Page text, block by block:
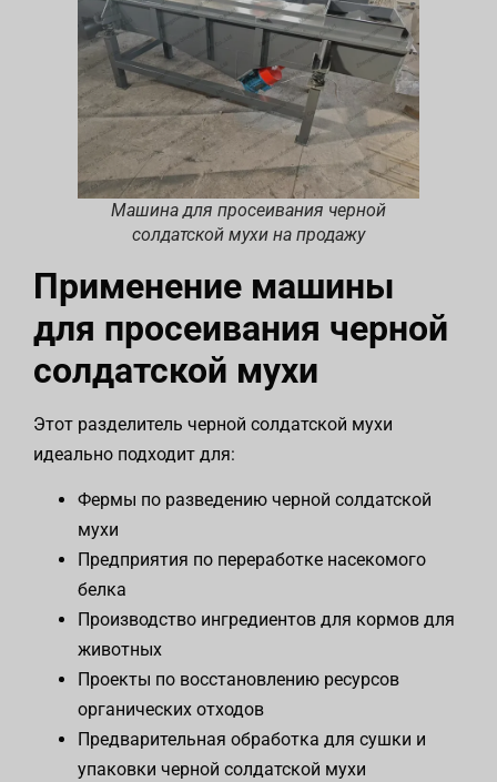
Машина для просеивания черной
солдатской мухи на продажу
Применение машины
для просеивания черной
солдатской мухи
Этот разделитель черной солдатской мухи
идеально подходит для:
Фермы по разведению черной солдатской
мухи
Предприятия по переработке насекомого
белка
Производство ингредиентов для кормов для
животных
Проекты по восстановлению ресурсов
органических отходов
Предварительная обработка для сушки и
упаковки черной солдатской мухи